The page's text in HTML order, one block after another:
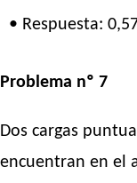
• Respuesta:
Problema nº 7
Dos cargas
encuentran en el